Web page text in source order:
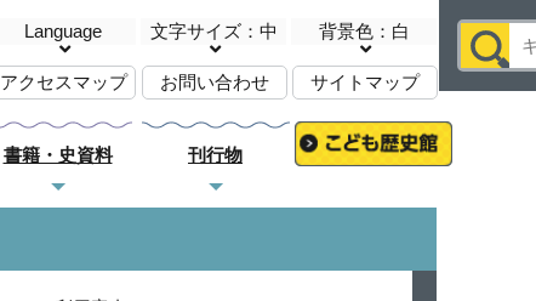
Language 文字サイズ：中 背景色：白
アクセスマップ お問い合わせ サイトマップ
書籍・史資料 刊行物